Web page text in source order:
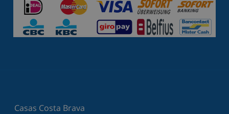
Casas Costa Brava